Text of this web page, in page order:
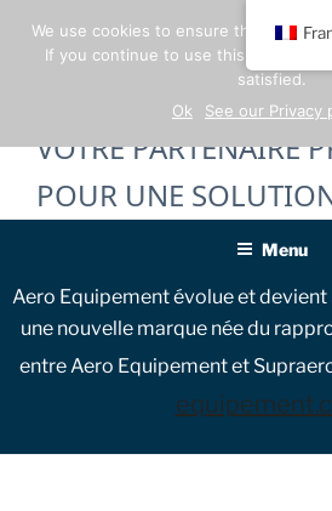
content
VOTRE PARTENAIRE
POUR UNE
Menu
Aero Equipement évolue et
une nouvelle marque née du
entre Aero Equipement et
We use cookies to ensure the best
If you continue to use this site, we
satisfied.
Ok
See our Privacy